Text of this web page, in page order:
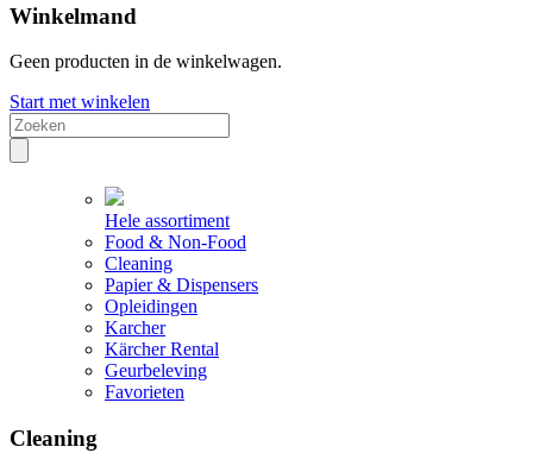
Winkelmand
Geen producten in de winkelwagen.
Start met winkelen
Hele assortiment
Food & Non-Food
Cleaning
Papier & Dispensers
Opleidingen
Karcher
Kärcher Rental
Geurbeleving
Favorieten
Cleaning